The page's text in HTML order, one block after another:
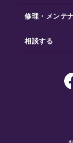
修理・メンテ
相談する